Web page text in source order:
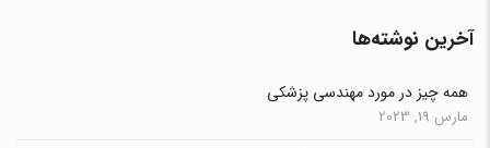
آخرین نوشته‌ها
همه چیز در مورد مهندسی پزشکی
مارس 19, 2023